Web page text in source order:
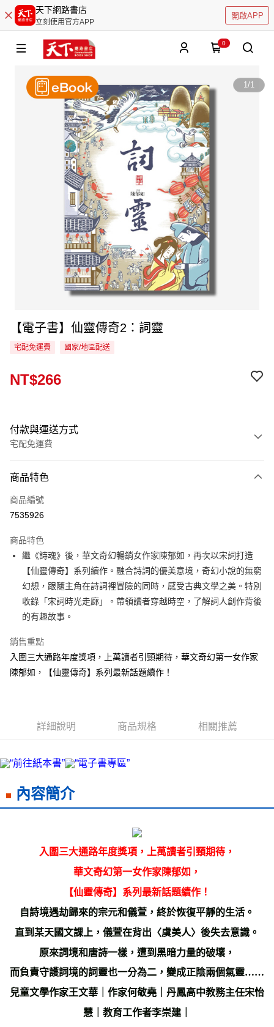
天下網路書店
立刻使用官方APP
開啟APP
0
1/1
【電子書】仙靈傳奇2：詞靈
宅配免運費 國家/地區配送
NT$266
付款與運送方式
宅配免運費
信用卡一次付款
LINE Pay
街口支付
悠遊付
ATM付款
宅配
每筆NT$70，滿NT$799(含以上)免運費
數位商品離島免運
離島宅配
數位商品海外免運 查看運費
商品特色
商品編號
7535926
商品特色
繼《詩魂》後，華文奇幻暢銷女作家陳郁如，再次以宋詞打造
【仙靈傳奇】系列續作。融合詩詞的優美意境，奇幻小說的無窮
幻想，跟隨主角在詩詞裡冒險的同時，感受古典文學之美。特別
收錄「宋詞時光走廊」。帶領讀者穿越時空，了解詞人創作背後
的有趣故事。
銷售重點
入圍三大通路年度獎項，上萬讀者引頸期待，華文奇幻第一女作家
陳郁如，【仙靈傳奇】系列最新話題續作！
詳細說明 商品規格 相關推薦
內容簡介
入圍三大通路年度獎項，上萬讀者引頸期待，
華文奇幻第一女作家陳郁如，
【仙靈傳奇】系列最新話題續作！
自詩境遇劫歸來的宗元和儀萱，終於恢復平靜的生活。
直到某天國文課上，儀萱在背出〈虞美人〉後失去意識。
原來詞境和唐詩一樣，遭到黑暗力量的破壞，
而負責守護詞境的詞靈也一分為二，變成正陰兩個氣靈……
兒童文學作家王文華｜作家何敬堯｜丹鳳高中教務主任宋怡
慧｜教育工作者李崇建｜